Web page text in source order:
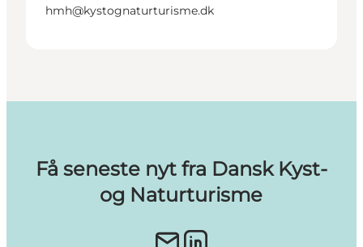
hmh@kystognaturturisme.dk
Få seneste nyt fra Dansk Kyst-
og Naturturisme